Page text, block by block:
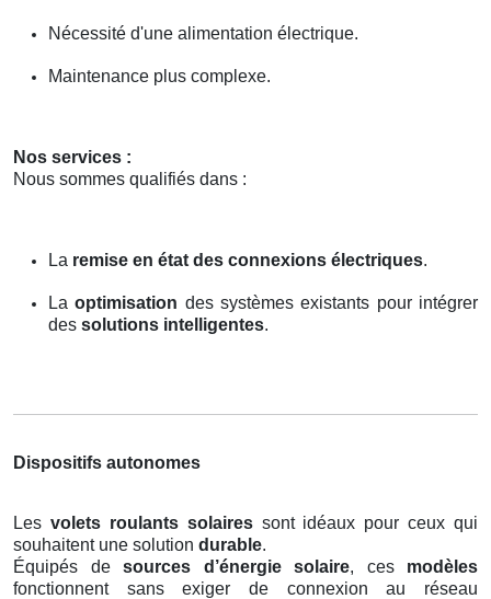
Nécessité d'une alimentation électrique.
Maintenance plus complexe.
Nos services :
Nous sommes qualifiés dans :
La remise en état des connexions électriques.
Laoptimisation des systèmes existants pour intégrer
des solutions intelligentes.
Dispositifs autonomes
Les volets roulants solairessont idéaux pour ceux qui
souhaitent une solution durable.
Équipés de sources d’énergie solaire, ces modèles
fonctionnent sans exiger de connexion au réseau